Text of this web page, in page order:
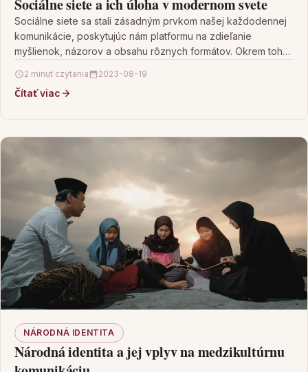
Sociálne siete a ich úloha v modernom svete
Sociálne siete sa stali zásadným prvkom našej každodennej
komunikácie, poskytujúc nám platformu na zdieľanie
myšlienok, názorov a obsahu rôznych formátov. Okrem toho
2 minut czytania 2023-08-19
Čítať viac
NÁRODNÁ IDENTITA
Národná identita a jej vplyv na medzikultúrnu